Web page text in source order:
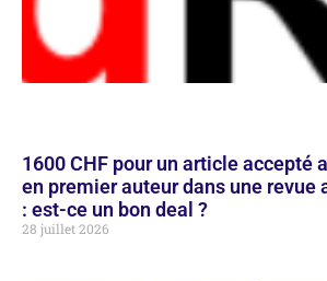
1600 CHF pour un article accepté
en premier auteur dans une revue
: est-ce un bon deal ?
28 juillet 2026